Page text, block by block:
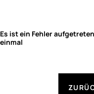
Es ist ein Fehler
einmal